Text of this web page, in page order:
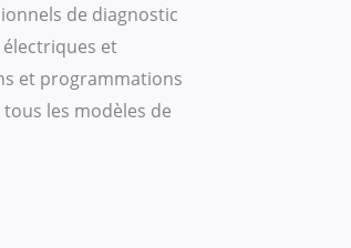
de diagnostic
et
et programmations
les modèles de